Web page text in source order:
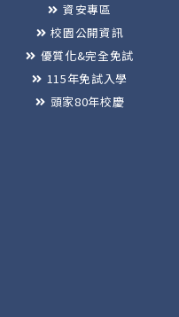
資安專區
校園公開資訊
優質化&完全免試
115年免試入學
頭家80年校慶